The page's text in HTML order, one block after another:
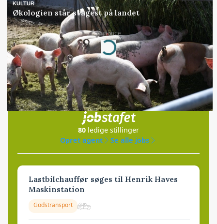
KULTUR
Økologien står svagest på landet
Annonce
Loading...
Jobs
i samarbejde med
80 ledige stillinger
Opret agent
Se alle jobs
Lastbilchauffør søges til Henrik Haves
Maskinstation
Godstransport